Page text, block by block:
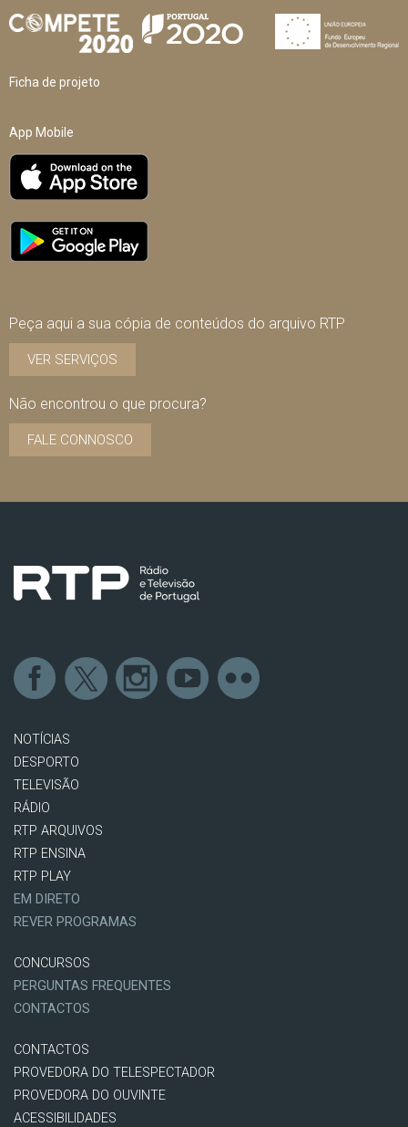
Ficha de projeto
App Mobile
Peça aqui a sua cópia de conteúdos do arquivo RTP
VER SERVIÇOS
Não encontrou o que procura?
FALE CONNOSCO
NOTÍCIAS
DESPORTO
TELEVISÃO
RÁDIO
RTP ARQUIVOS
RTP ENSINA
RTP PLAY
EM DIRETO
REVER PROGRAMAS
CONCURSOS
PERGUNTAS FREQUENTES
CONTACTOS
CONTACTOS
PROVEDORA DO TELESPECTADOR
PROVEDORA DO OUVINTE
ACESSIBILIDADES